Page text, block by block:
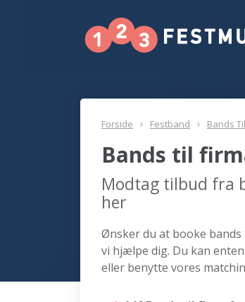
Forside Festband Bands
Bands til
Modtag tilbud fra
her
Ønsker du at booke
vi hjælpe dig. Du kan
eller benytte vores